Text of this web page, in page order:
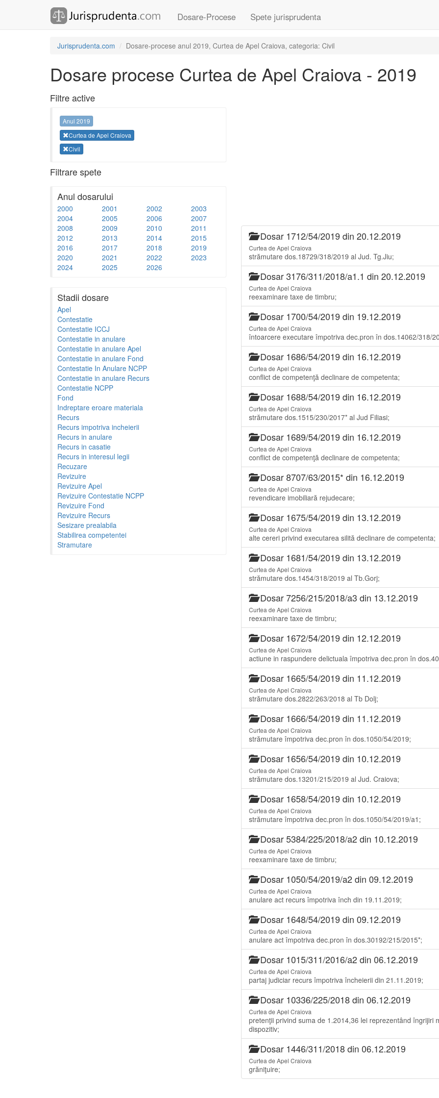
Dosare-Procese Spete jurisprudenta
Jurisprudenta.com Dosare-procese anul 2019, Curtea de Apel Craiova, categoria: Civil
Dosare procese Curtea de Apel Craiova - 2019
Filtre active
Anul 2019
Curtea de Apel Craiova
Civil
Filtrare spete
Anul dosarului
2000 2001 2002
2003
2004
2005 2006
2007
2008
2009 2010
2011
2012
2013 2014
2015
2016
2017 2018
2019
2020
2021 2022
2023
2024
2025 2026
Stadii dosare
Apel
Contestatie
Contestatie ICCJ
Contestatie in anulare
Contestatie in anulare Apel
Contestatie in anulare Fond
Contestatie In Anulare NCPP
Contestatie in anulare Recurs
Contestatie NCPP
Fond
Indreptare eroare materiala
Recurs
Recurs impotriva incheierii
Recurs in anulare
Recurs in casatie
Recurs in interesul legii
Recuzare
Revizuire
Revizuire Apel
Revizuire Contestatie NCPP
Revizuire Fond
Revizuire Recurs
Sesizare prealabila
Stabilirea competentei
Stramutare
Dosar 1712/54/2019 din 20.12.2019
Curtea de Apel Craiova
strămutare dos.18729/318/2019 al Jud. Tg.Jiu;
Dosar 3176/311/2018/a1.1 din 20.12.2019
Curtea de Apel Craiova
reexaminare taxe de timbru;
Dosar 1700/54/2019 din 19.12.2019
Curtea de Apel Craiova
întoarcere executare împotriva dec.pron în dos.14062/318/
Dosar 1686/54/2019 din 16.12.2019
Curtea de Apel Craiova
conflict de competenţă declinare de competenta;
Dosar 1688/54/2019 din 16.12.2019
Curtea de Apel Craiova
strămutare dos.1515/230/2017* al Jud Filiasi;
Dosar 1689/54/2019 din 16.12.2019
Curtea de Apel Craiova
conflict de competenţă declinare de competenta;
Dosar 8707/63/2015* din 16.12.2019
Curtea de Apel Craiova
revendicare imobiliară rejudecare;
Dosar 1675/54/2019 din 13.12.2019
Curtea de Apel Craiova
alte cereri privind executarea silită declinare de competenta;
Dosar 1681/54/2019 din 13.12.2019
Curtea de Apel Craiova
strămutare dos.1454/318/2019 al Tb.Gorj;
Dosar 7256/215/2018/a3 din 13.12.2019
Curtea de Apel Craiova
reexaminare taxe de timbru;
Dosar 1672/54/2019 din 12.12.2019
Curtea de Apel Craiova
actiune in raspundere delictuala împotriva dec.pron în
Dosar 1665/54/2019 din 11.12.2019
Curtea de Apel Craiova
strămutare dos.2822/263/2018 al Tb Dolj;
Dosar 1666/54/2019 din 11.12.2019
Curtea de Apel Craiova
strămutare împotriva dec.pron în dos.1050/54/2019;
Dosar 1656/54/2019 din 10.12.2019
Curtea de Apel Craiova
strămutare dos.13201/215/2019 al Jud. Craiova;
Dosar 1658/54/2019 din 10.12.2019
Curtea de Apel Craiova
strămutare împotriva dec.pron în dos.1050/54/2019/a1;
Dosar 5384/225/2018/a2 din 10.12.2019
Curtea de Apel Craiova
reexaminare taxe de timbru;
Dosar 1050/54/2019/a2 din 09.12.2019
Curtea de Apel Craiova
anulare act recurs împotriva înch din 19.11.2019;
Dosar 1648/54/2019 din 09.12.2019
Curtea de Apel Craiova
anulare act împotriva dec.pron în dos.30192/215/2015*;
Dosar 1015/311/2016/a2 din 06.12.2019
Curtea de Apel Craiova
partaj judiciar recurs împotriva încheierii din 21.11.2019;
Dosar 10336/225/2018 din 06.12.2019
Curtea de Apel Craiova
pretenţii privind suma de 1.2014,36 lei reprezentând
dispozitiv;
Dosar 1446/311/2018 din 06.12.2019
Curtea de Apel Craiova
grăniţuire;